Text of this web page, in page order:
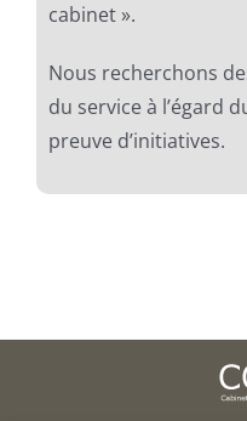
cabinet ».
Nous recherchons
du service à l’égard
preuve d’initiatives.